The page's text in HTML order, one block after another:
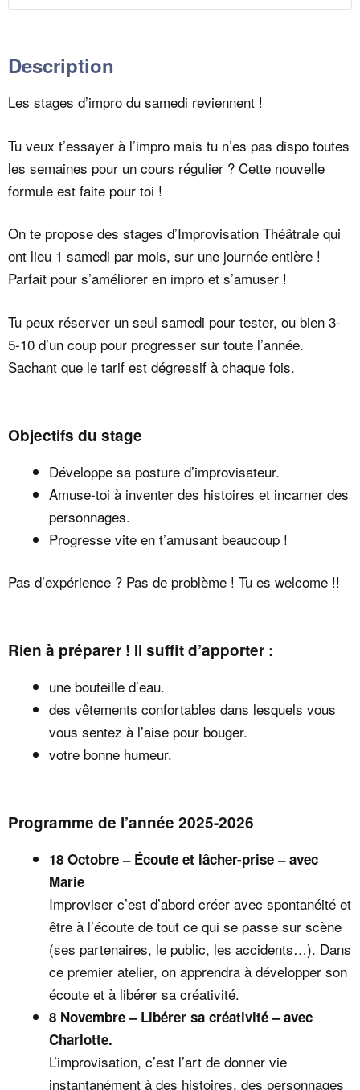
Description
Les stages d’impro du samedi reviennent !
Tu veux t’essayer à l’impro mais tu n’es pas dispo toutes
les semaines pour un cours régulier ? Cette nouvelle
formule est faite pour toi !
On te propose des stages d’Improvisation Théâtrale qui
ont lieu 1 samedi par mois, sur une journée entière !
Parfait pour s’améliorer en impro et s’amuser !
Tu peux réserver un seul samedi pour tester, ou bien 3-
5-10 d’un coup pour progresser sur toute l’année.
Sachant que le tarif est dégressif à chaque fois.
Objectifs du stage
Développe sa posture d’improvisateur.
Amuse-toi à inventer des histoires et incarner des
personnages.
Progresse vite en t’amusant beaucoup !
Pas d’expérience ? Pas de problème ! Tu es welcome !!
Rien à préparer ! Il suffit d’apporter :
une bouteille d’eau.
des vêtements confortables dans lesquels vous
vous sentez à l’aise pour bouger.
votre bonne humeur.
Programme de l’année 2025-2026
18 Octobre – Écoute et lâcher-prise – avec
Marie
Improviser c’est d’abord créer avec spontanéité et
être à l’écoute de tout ce qui se passe sur scène
(ses partenaires, le public, les accidents…). Dans
ce premier atelier, on apprendra à développer son
écoute et à libérer sa créativité.
8 Novembre – Libérer sa créativité – avec
Charlotte.
L’improvisation, c’est l’art de donner vie
instantanément à des histoires, des personnages